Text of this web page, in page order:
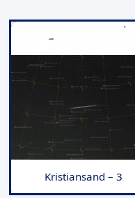
Kristiansand – 3